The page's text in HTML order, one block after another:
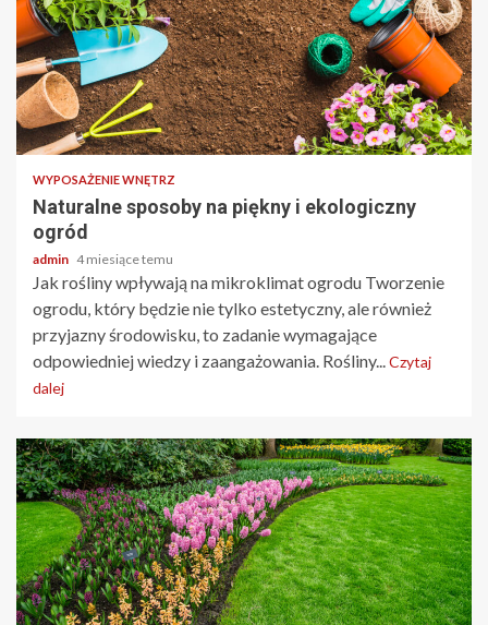
4 min odczytu
WYPOSAŻENIE WNĘTRZ
Naturalne sposoby na piękny i ekologiczny
ogród
admin 4 miesiące temu
Jak rośliny wpływają na mikroklimat ogrodu Tworzenie
ogrodu, który będzie nie tylko estetyczny, ale również
przyjazny środowisku, to zadanie wymagające
odpowiedniej wiedzy i zaangażowania. Rośliny...Czytaj
dalej
3 min odczytu